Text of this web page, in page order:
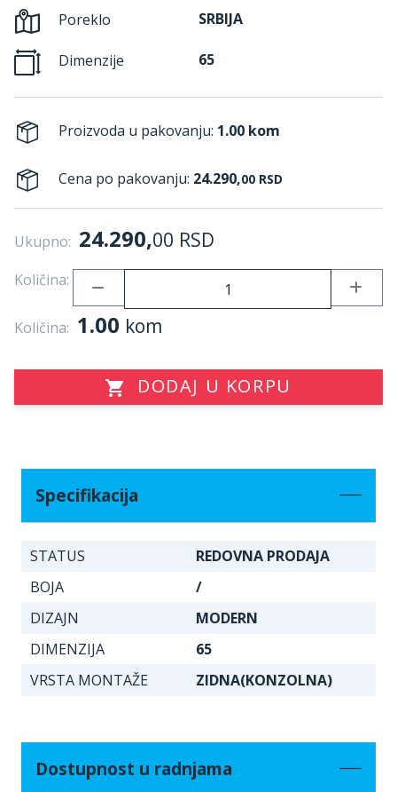
Poreklo SRBIJA
Dimenzije 65
Proizvoda u pakovanju: 1.00 kom
Cena po pakovanju: 24.290,00 RSD
Ukupno: 24.290,00 RSD
Količina:
Količina: 1.00 kom
DODAJ U KORPU
Specifikacija
STATUS
REDOVNA PRODAJA
BOJA
/
DIZAJN
MODERN
DIMENZIJA
65
VRSTA MONTAŽE
ZIDNA(KONZOLNA)
Dostupnost u radnjama